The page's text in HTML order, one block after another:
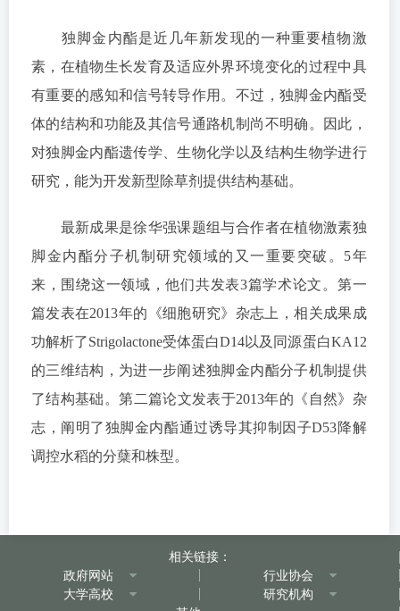
独脚金内酯是近几年新发现的一种重要植物激
素，在植物生长发育及适应外界环境变化的过程中具
有重要的感知和信号转导作用。不过，独脚金内酯受
体的结构和功能及其信号通路机制尚不明确。因此，
对独脚金内酯遗传学、生物化学以及结构生物学进行
研究，能为开发新型除草剂提供结构基础。
最新成果是徐华强课题组与合作者在植物激素独
脚金内酯分子机制研究领域的又一重要突破。5年
来，围绕这一领域，他们共发表3篇学术论文。第一
篇发表在2013年的《细胞研究》杂志上，相关成果成
功解析了Strigolactone受体蛋白D14以及同源蛋白KA12
的三维结构，为进一步阐述独脚金内酯分子机制提供
了结构基础。第二篇论文发表于2013年的《自然》杂
志，阐明了独脚金内酯通过诱导其抑制因子D53降解
调控水稻的分蘖和株型。
相关链接：
政府网站
行业协会
大学高校
研究机构